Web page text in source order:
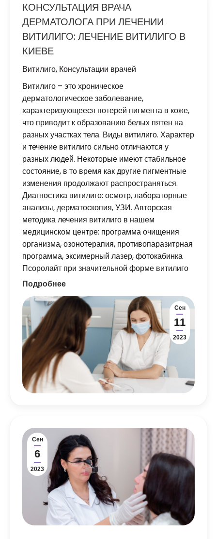
КОНСУЛЬТАЦИЯ ВРАЧА
ДЕРМАТОЛОГА ПРИ ЛЕЧЕНИИ
ВИТИЛИГО: ЛЕЧЕНИЕ ВИТИЛИГО В
КИЕВЕ
Витилиго, Консультации врачей
Витилиго – это хроническое
дерматологическое заболевание,
характеризующееся потерей пигмента в коже,
что приводит к образованию белых пятен на
разных участках тела. Виды витилиго. Характер
и течение витилиго сильно отличаются у
разных людей. Некоторые имеют стабильное
состояние, в то время как другие пигментные
изменения продолжают распространяться.
Диагностика витилиго: осмотр, лабораторные
анализы, дерматоскопия, УЗИ. Авторская
методика лечения витилиго в нашем
медицинском центре: программа очищения
организма, озонотерапия, противопаразитрная
программа, эксимерный лазер, фотокабинка
Псоролайт при значительной форме витилиго
Подробнее
Сен
11
2023
Сен
6
2023